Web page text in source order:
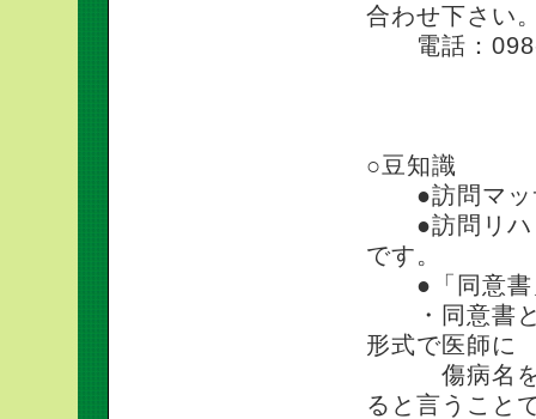
合わせ下さい
電話：098-
○豆知識
●訪問マッサ
●訪問リハビ
です。
●「同意書
・同意書と
形式で医師に
傷病名を証
ると言うこと